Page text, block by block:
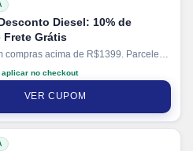
Diesel: 10% de
Frete Grátis
compras acima de R$1399. Parcele
em até 6x sem juros no cartão. Ganhe
em pagamentos via PIX.
no checkout
VER CUPOM